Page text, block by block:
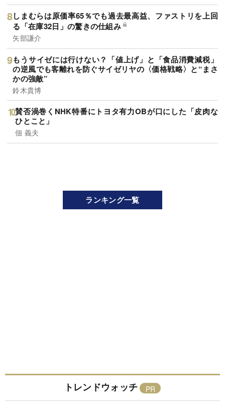
しまむらは原価率65％でも過去最高益、ファストリを上回
る「在庫32日」の驚きの仕組み
矢部謙介
もうサイゼには行けない？「値上げ」と「食品消費減税」
の逆風でも客離れを防ぐサイゼリヤの〈価格戦略〉と“まさ
かの強敵”
鈴木貴博
賛否渦巻くNHK特番にトヨタ有力OBが口にした「皮肉な
ひとこと」
佃 義夫
ランキング一覧
トレンドウォッチ